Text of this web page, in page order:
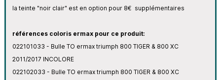
la teinte "noir clair" est en option pour 8€ supplémentaires
références coloris ermax pour ce produit:
022101033 - Bulle TO ermax triumph 800 TIGER & 800 XC
2011/2017 INCOLORE
022102033 - Bulle TO ermax triumph 800 TIGER & 800 XC